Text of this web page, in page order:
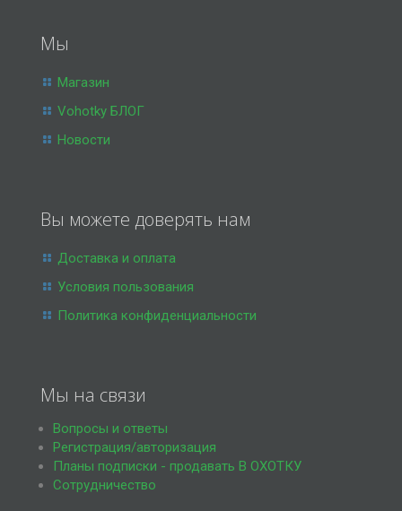
Мы
Магазин
Vohotky БЛОГ
Новости
Вы можете доверять нам
Доставка и оплата
Условия пользования
Политика конфиденциальности
Мы на связи
Вопросы и ответы
Регистрация/авторизация
Планы подписки - продавать В ОХОТКУ
Сотрудничество